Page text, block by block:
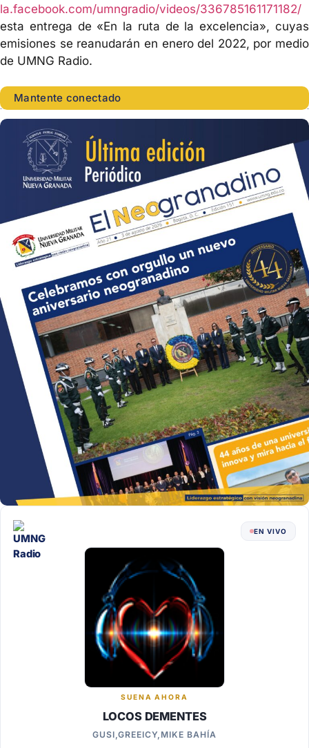
la.facebook.com/umngradio/videos/336785161171182/
esta entrega de «En la ruta de la excelencia», cuyas
emisiones se reanudarán en enero del 2022, por medio
de UMNG Radio.
Mantente conectado
EN VIVO
SUENA AHORA
LOCOS DEMENTES
GUSI,GREEICY,MIKE BAHÍA